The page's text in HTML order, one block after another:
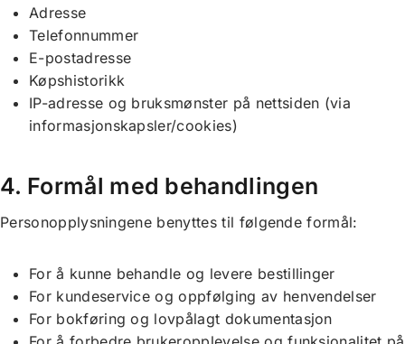
Adresse
Telefonnummer
E-postadresse
Køpshistorikk
IP-adresse og bruksmønster på nettsiden (via
informasjonskapsler/cookies)
4. Formål med behandlingen
Personopplysningene benyttes til følgende formål:
For å kunne behandle og levere bestillinger
For kundeservice og oppfølging av henvendelser
For bokføring og lovpålagt dokumentasjon